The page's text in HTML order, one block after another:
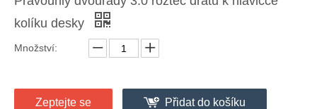
Zástrčka 26awg Polarized 3.0 Samčí pouzdro zásuvky
kolíku desky
Množství:
Zeptejte se Přidat do košíku